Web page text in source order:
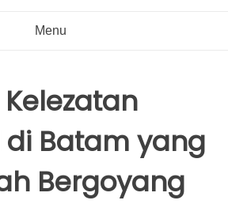
Menu
di Batam yang
Bergoyang